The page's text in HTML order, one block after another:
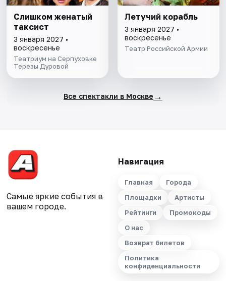
Слишком женатый
таксист
3 января 2027 •
воскресенье
Театриум на Серпуховке
Терезы Дуровой
Летучий корабль
3 января 2027 •
воскресенье
Театр Российской Армии
Все спектакли в Москве →
Самые яркие события в
вашем городе.
Навигация
Главная
Города
Площадки
Артисты
Рейтинги
Промокоды
О нас
Возврат билетов
Политика
конфиденциальности